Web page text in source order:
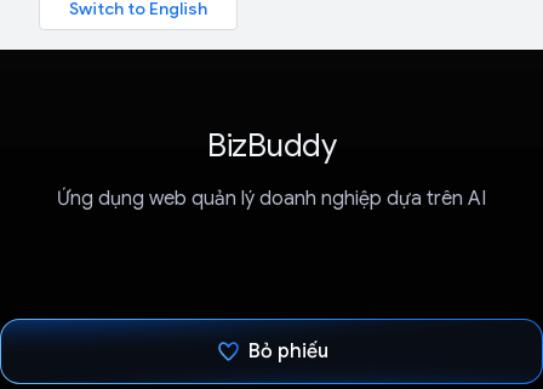
BizBuddy
Ứng dụng web quản lý doanh nghiệp dựa trên AI
Bỏ phiếu